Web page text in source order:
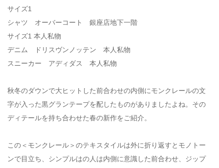
サイズ1
シャツ オーバーコート 銀座店地下一階
サイズ1 本人私物
デニム ドリスヴンノッテン 本人私物
スニーカー アディダス 本人私物
秋冬のダウンで大ヒットした前合わせの内側にモンクレールの文
字が入った黒グランテープを配したものがありましたよね。その
ディテールを持ち合わせた春の新作をご紹介。
この＜モンクレール＞のテキスタイルは外に折り返すとモノトー
ンで目立ち、シンプルはの人は内側に意識した前合わせ、ジップ